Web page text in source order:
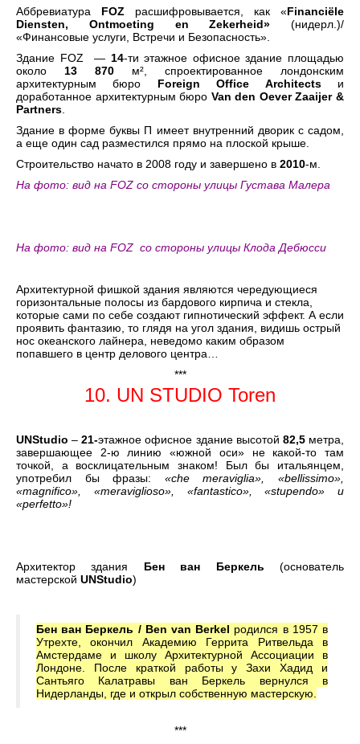
Аббревиатура FOZ расшифровывается, как «Financiële
Diensten, Ontmoeting en Zekerheid» (нидерл.)/
«Финансовые услуги, Встречи и Безопасность».
Здание FOZ — 14-ти этажное офисное здание площадью
около 13 870 м², спроектированное лондонским
архитектурным бюро Foreign Office Architectsи
доработанное архитектурным бюро Van den Oever Zaaijer &
Partners.
Здание в форме буквы П имеет внутренний дворик с садом,
а еще один сад разместился прямо на плоской крыше.
Строительство начато в 2008 году и завершено в 2010-м.
На фото: вид на FOZ со стороны улицы Густава Малера
На фото: вид на FOZ со стороны улицы Клода Дебюсси
Архитектурной фишкой здания являются чередующиеся
горизонтальные полосы из бардового кирпича и стекла,
которые сами по себе создают гипнотический эффект. А если
проявить фантазию, то глядя на угол здания, видишь острый
нос океанского лайнера, неведомо каким образом
попавшего в центр делового центра…
***
10. UN STUDIO Toren
UNStudio–21-этажное офисное здание высотой 82,5метра,
завершающее 2-ю линию «южной оси» не какой-то там
точкой, а восклицательным знаком! Был бы итальянцем,
употребил бы фразы: «che meraviglia», «bellissimo»,
«magnifico», «meraviglioso», «fantastico», «stupendo» и
«perfetto»!
Архитектор здания Бен ван Беркель (основатель
мастерской UNStudio)
Бен ван Беркель / Ben van Berkel родился в 1957 в
Утрехте, окончил Академию Геррита Ритвельда в
Амстердаме и школу Архитектурной Ассоциации в
Лондоне. После краткой работы у Захи Хадид и
Сантьяго Калатравы ван Беркель вернулся в
Нидерланды, где и открыл собственную мастерскую.
***